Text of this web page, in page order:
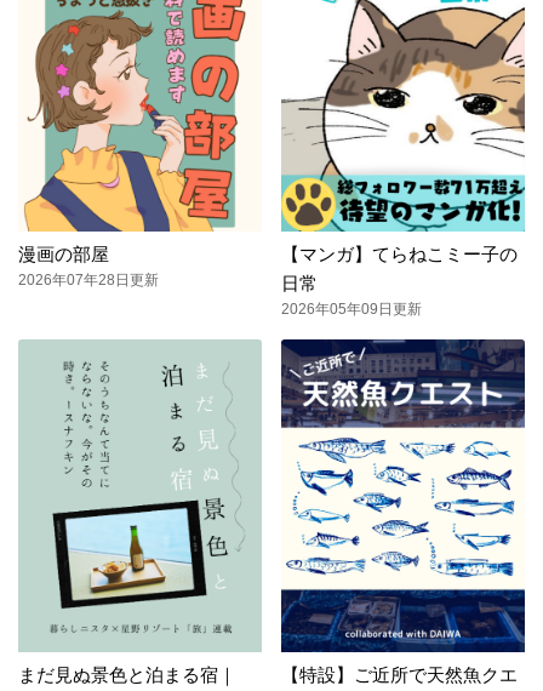
漫画の部屋
2026年07年28日更新
【マンガ】てらねこミー子の
日常
2026年05年09日更新
まだ見ぬ景色と泊まる宿｜
【特設】ご近所で天然魚クエ